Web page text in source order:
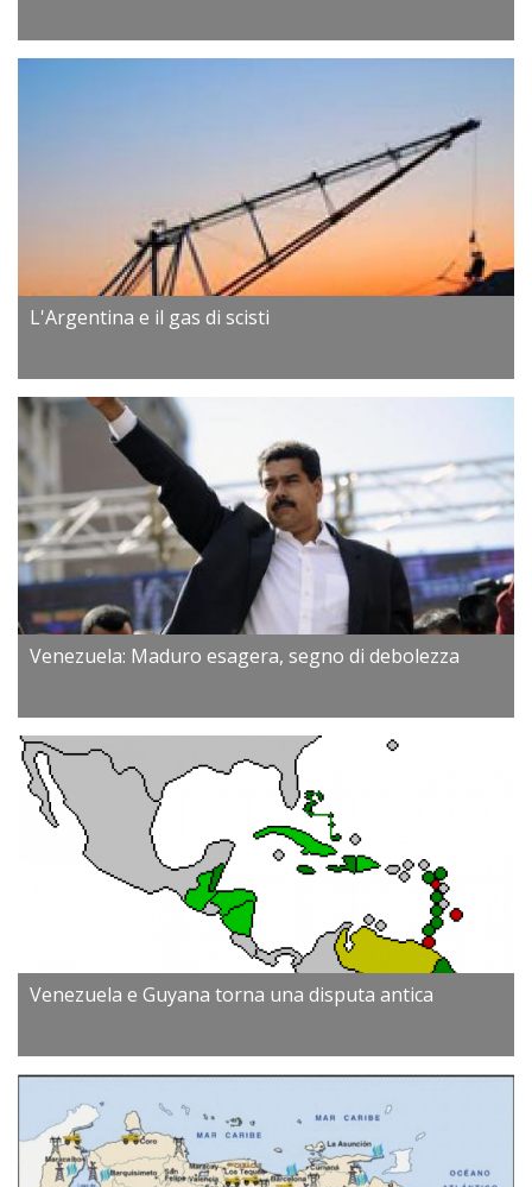
L'Argentina e il gas di scisti
Venezuela: Maduro esagera, segno di debolezza
Venezuela e Guyana torna una disputa antica